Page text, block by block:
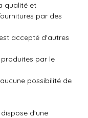
qualité et
par des
accepté d'autres
par le
possibilité de
d'une